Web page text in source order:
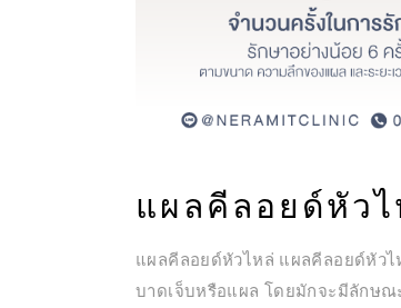
แผลคีลอยด์หัวไ
แผลคีลอยด์หัวไหล่ แผลคีลอยด์หัวไ
บาดเจ็บหรือแผล โดยมักจะมีลักษณ